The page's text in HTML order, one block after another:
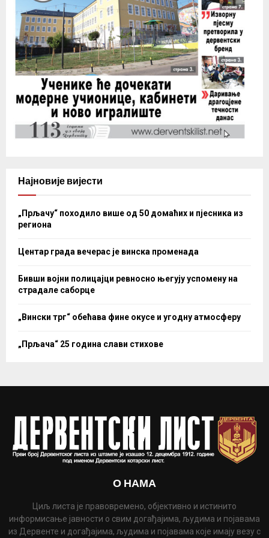
Најновије вијести
„Прљачу“ походило више од 50 домаћих и пјесника из
региона
Центар града вечерас је винска променада
Бивши војни полицајци ревносно његују успомену на
страдале саборце
„Вински трг“ обећава фине окусе и угодну атмосферу
„Прљача“ 25 година слави стихове
О НАМА
Циљ листа је правовремено, објективно и истинито
информисање јавности о свим догађајима, људима и појавама
из Дервенте и догађајима, људима и појавама које имају везу с